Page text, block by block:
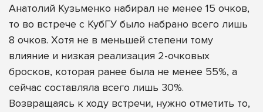
Анатолий Кузьменко набирал не менее 15 очков,
то во встрече с КубГУ было набрано всего лишь
8 очков. Хотя не в меньшей степени тому
влияние и низкая реализация 2-очковых
бросков, которая ранее была не менее 55%, а
сейчас составляла всего лишь 30%.
Возвращаясь к ходу встречи, нужно отметить то,